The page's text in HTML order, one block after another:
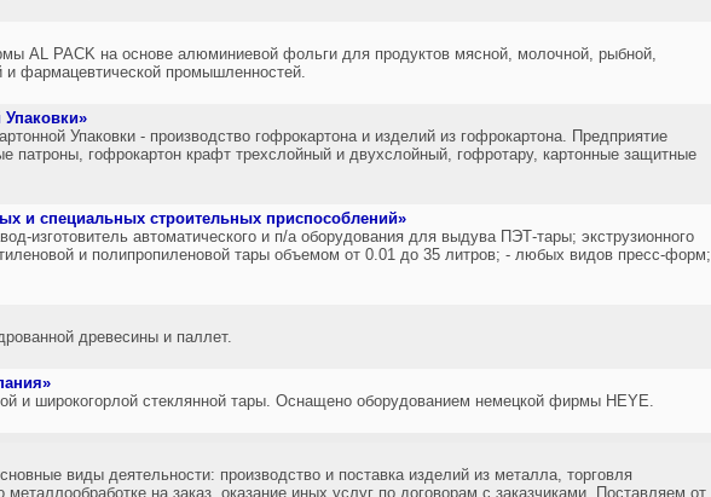
AL PACK на основе алюминиевой фольги для продуктов мясной, молочной, рыбной,
и фармацевтической промышленностей.
Упаковки - производство гофрокартона и изделий из гофрокартона. Предприятие
патроны, гофрокартон крафт трехслойный и двухслойный, гофротару, картонные защитные
и специальных строительных приспособлений»
изготовитель автоматического и п/а оборудования для выдува ПЭТ-тары; экструзионного
и полипропиленовой тары объемом от 0.01 до 35 литров; - любых видов пресс-форм;
древесины и паллет.
и широкогорлой стеклянной тары. Оснащено оборудованием немецкой фирмы HEYE.
виды деятельности: производство и поставка изделий из металла, торговля
на заказ, оказание иных услуг по договорам с заказчиками. Поставляем от